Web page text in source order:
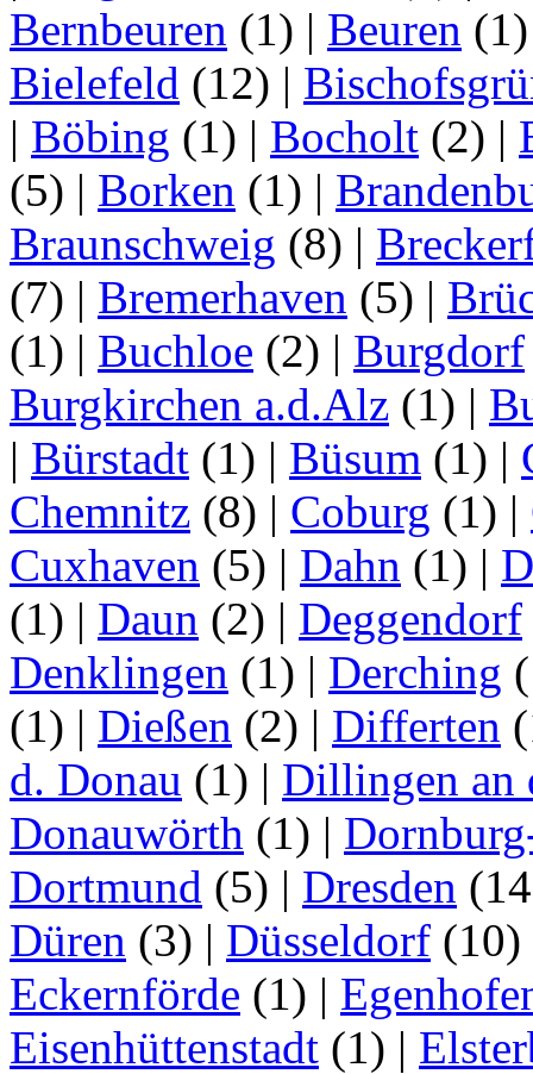
Bernbeuren (1) | Beuren
Bielefeld (12) |
| Böbing (1) | Bocholt (2) |
(5) | Borken (1) |
Braunschweig (8) |
(7) | Bremerhaven (5) |
(1) | Buchloe (2) | Burgdorf
Burgkirchen a.d.Alz (1) |
| Bürstadt (1) | Büsum (1) |
Chemnitz (8) | Coburg (1) |
Cuxhaven (5) | Dahn (1) |
(1) | Daun (2) | Deggendorf
Denklingen (1) | Derching
(1) | Dießen (2) | Differten
d. Donau (1) | Dillingen an
Donauwörth (1) |
Dortmund (5) | Dresden
Düren (3) | Düsseldorf (10)
Eckernförde (1) |
Eisenhüttenstadt (1) |